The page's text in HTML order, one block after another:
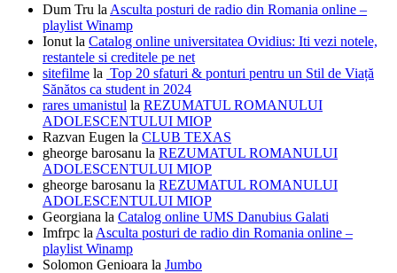
Dum Tru la Asculta posturi de radio din Romania online –
playlist Winamp
Ionut la Catalog online universitatea Ovidius: Iti vezi notele,
restantele si creditele pe net
sitefilme la Top 20 sfaturi & ponturi pentru un Stil de Viață
Sănătos ca student in 2024
rares umanistul la REZUMATUL ROMANULUI
ADOLESCENTULUI MIOP
Razvan Eugen la CLUB TEXAS
gheorge barosanu la REZUMATUL ROMANULUI
ADOLESCENTULUI MIOP
gheorge barosanu la REZUMATUL ROMANULUI
ADOLESCENTULUI MIOP
Georgiana la Catalog online UMS Danubius Galati
Imfrpc la Asculta posturi de radio din Romania online –
playlist Winamp
Solomon Genioara la Jumbo